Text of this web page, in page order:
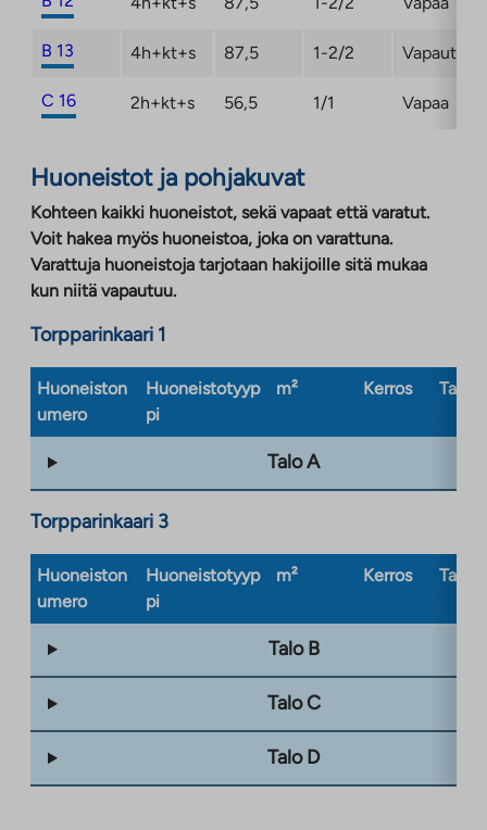
B 13 4h+kt+s 87,5 1-2/2
C 16 2h+kt+s 56,5 1/1 Vapaa
Huoneistot ja pohjakuvat
Kohteen kaikki huoneistot, sekä vapaat että varatut.
Voit hakea myös huoneistoa, joka on varattuna.
Varattuja huoneistoja tarjotaan hakijoille sitä mukaa
kun niitä vapautuu.
Torpparinkaari 1
Huoneiston
umero
Huoneistotyyp
pi
m² Kerros
Talo A
Torpparinkaari 3
Huoneiston
umero
Huoneistotyyp
pi
m² Kerros
Talo B
Talo C
Talo D